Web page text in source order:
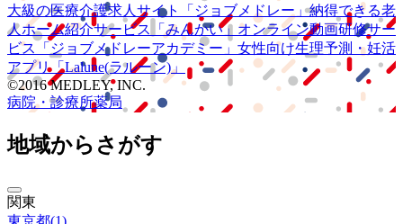
大級の医療介護求人サイト 「ジョブメドレー」納得できる老
人ホーム紹介サービス
「みんかい」 オンライン動画研修サー
ビス
「ジョブメドレーアカデミー」 女性向け生理予測・妊活
アプリ「Lalune(ラルーン)」
©2016 MEDLEY, INC.
病院・診療所薬局
地域からさがす
関東
東京都(1)